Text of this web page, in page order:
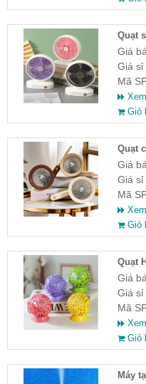
Quạt
Giá
Giá sỉ
Mã
Giỏ
Quạt
Giá
Giá sỉ
Mã
Giỏ
Quạt
Giá
Giá sỉ
Mã
Giỏ
Máy